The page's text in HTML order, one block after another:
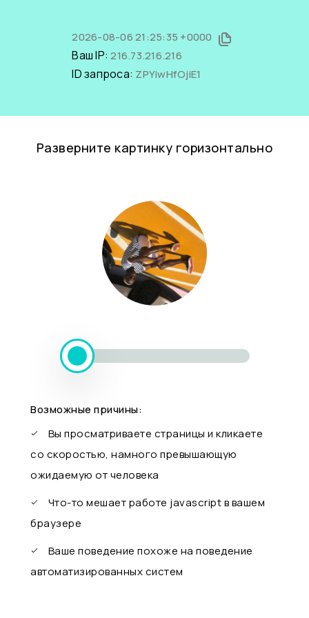
2026-08-06 21:25:35 +0000
Ваш IP:216.73.216.216
ID запроса: ZPYiwHfOjiE1
Разверните картинку горизонтально
Возможные причины:
Вы просматриваете страницы и кликаете
со скоростью, намного превышающую
ожидаемую от человека
Что-то мешает работе javascript в вашем
браузере
Ваше поведение похоже на поведение
автоматизированных систем